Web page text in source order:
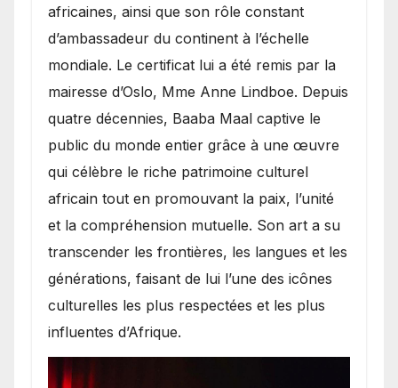
africaines, ainsi que son rôle constant
d’ambassadeur du continent à l’échelle
mondiale. Le certificat lui a été remis par la
mairesse d’Oslo, Mme Anne Lindboe. Depuis
quatre décennies, Baaba Maal captive le
public du monde entier grâce à une œuvre
qui célèbre le riche patrimoine culturel
africain tout en promouvant la paix, l’unité
et la compréhension mutuelle. Son art a su
transcender les frontières, les langues et les
générations, faisant de lui l’une des icônes
culturelles les plus respectées et les plus
influentes d’Afrique.